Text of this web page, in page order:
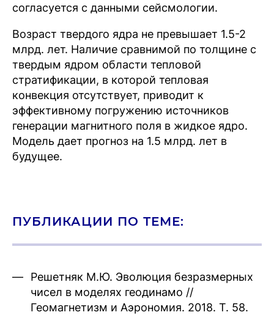
согласуется с данными сейсмологии.
Возраст твердого ядра не превышает 1.5-2
млрд. лет. Наличие сравнимой по толщине с
твердым ядром области тепловой
стратификации, в которой тепловая
конвекция отсутствует, приводит к
эффективному погружению источников
генерации магнитного поля в жидкое ядро.
Модель дает прогноз на 1.5 млрд. лет в
будущее.
ПУБЛИКАЦИИ ПО ТЕМЕ:
Решетняк М.Ю. Эволюция безразмерных
чисел в моделях геодинамо //
Геомагнетизм и Аэрономия. 2018. Т. 58.